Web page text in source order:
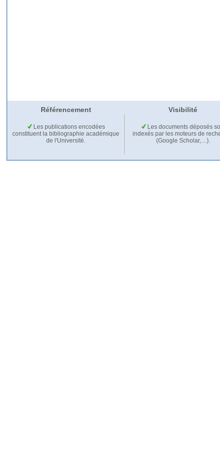
Référencement Visibilité
Les publications encodées
constituent la bibliographie académique
de l'Université.
Les documents déposés
indexés par les moteurs de
(Google Scholar,…).